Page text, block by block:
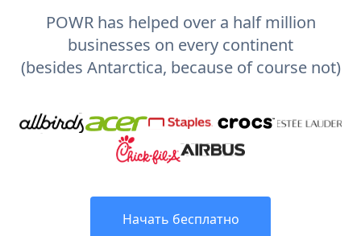
POWR has helped over a half million
businesses on every continent
(besides Antarctica, because of course not)
Начать бесплатно